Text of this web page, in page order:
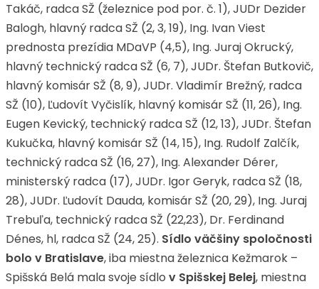
Takáč, radca SŽ (železnice pod por. č. 1), JUDr Dezider
Balogh, hlavný radca SŽ (2, 3, 19), Ing. Ivan Viest
prednosta prezídia MDaVP (4,5), Ing. Juraj Okrucký,
hlavný technický radca SŽ (6, 7), JUDr. Štefan Butkovič,
hlavný komisár SŽ (8, 9), JUDr. Vladimír Brežný, radca
SŽ (10), Ľudovít Vyčislík, hlavný komisár SŽ (11, 26), Ing.
Eugen Kevický, technický radca SŽ (12, 13), JUDr. Štefan
Kukučka, hlavný komisár SŽ (14, 15), Ing. Rudolf Zalčík,
technický radca SŽ (16, 27), Ing. Alexander Dérer,
ministerský radca (17), JUDr. Igor Geryk, radca SŽ (18,
28), JUDr. Ľudovít Dauda, komisár SŽ (20, 29), Ing. Juraj
Trebuľa, technický radca SŽ (22,23), Dr. Ferdinand
Dénes, hl, radca SŽ (24, 25). Sídlo väčšiny spoločnosti
bolo v Bratislave, iba miestna železnica Kežmarok –
Spišská Belá mala svoje sídlo v Spišskej Belej, miestna